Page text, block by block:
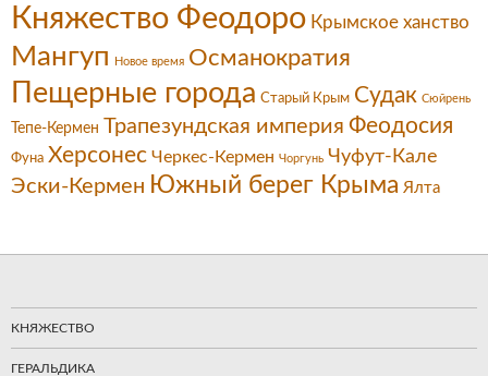
Княжество Феодоро Крымское ханство
Мангуп Новое время Османократия
Пещерные города Старый Крым Судак Сюйрень
Тепе-Кермен Трапезундская империя Феодосия
Фуна Херсонес Черкес-Кермен Чоргунь Чуфут-Кале
Эски-Кермен Южный берег Крыма Ялта
КНЯЖЕСТВО
ГЕРАЛЬДИКА